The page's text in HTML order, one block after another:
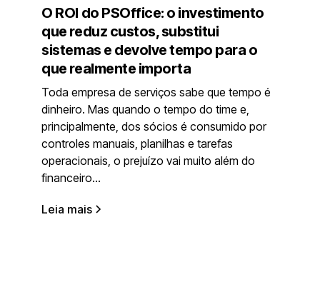
O ROI do PSOffice: o investimento
que reduz custos, substitui
sistemas e devolve tempo para o
que realmente importa
Toda empresa de serviços sabe que tempo é
dinheiro. Mas quando o tempo do time e,
principalmente, dos sócios é consumido por
controles manuais, planilhas e tarefas
operacionais, o prejuízo vai muito além do
financeiro...
Leia mais